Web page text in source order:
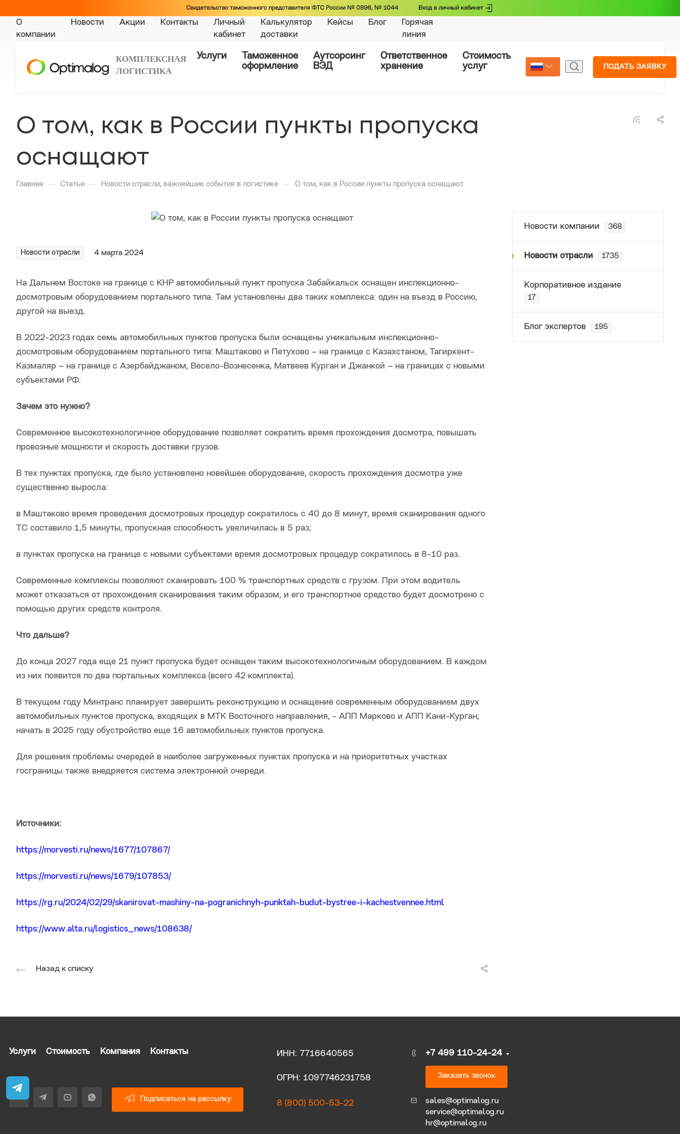
О
компании
Новости Акции Контакты
Личный
кабинет
Калькулятор
доставки
Кейсы Блог
Горячая
линия
КОМПЛЕКСНАЯ
ЛОГИСТИКА
Услуги
Таможенное
оформление
Аутсорсинг
ВЭД
Ответственное
хранение
Стоимость
услуг
Страхование
Select Language
ПОДАТЬ ЗАЯВКУ
О том, как в России пункты пропуска
оснащают
Главная — Статьи — Новости отрасли, важнейшие события в логистике — О том, как в России пункты пропуска оснащают
Новости отрасли 4 марта 2024
На Дальнем Востоке на границе с КНР автомобильный пункт пропуска Забайкальск оснащен инспекционно-
досмотровым оборудованием портального типа. Там установлены два таких комплекса: один на въезд в Россию,
другой на выезд.
В 2022-2023 годах семь автомобильных пунктов пропуска были оснащены уникальным инспекционно-
досмотровым оборудованием портального типа: Маштаково и Петухово – на границе с Казахстаном, Тагиркент-
Казмаляр – на границе с Азербайджаном, Весело-Вознесенка, Матвеев Курган и Джанкой – на границах с новыми
субъектами РФ.
Зачем это нужно?
Современное высокотехнологичное оборудование позволяет сократить время прохождения досмотра, повышать
провозные мощности и скорость доставки грузов.
В тех пунктах пропуска, где было установлено новейшее оборудование, скорость прохождения досмотра уже
существенно выросла:
в Маштаково время проведения досмотровых процедур сократилось с 40 до 8 минут, время сканирования одного
ТС составило 1,5 минуты, пропускная способность увеличилась в 5 раз;
в пунктах пропуска на границе с новыми субъектами время досмотровых процедур сократилось в 8-10 раз.
Современные комплексы позволяют сканировать 100 % транспортных средств с грузом. При этом водитель
может отказаться от прохождения сканирования таким образом, и его транспортное средство будет досмотрено с
помощью других средств контроля.
Что дальше?
До конца 2027 года еще 21 пункт пропуска будет оснащен таким высокотехнологичным оборудованием. В каждом
из них появится по два портальных комплекса (всего 42 комплекта).
В текущем году Минтранс планирует завершить реконструкцию и оснащение современным оборудованием двух
автомобильных пунктов пропуска, входящих в МТК Восточного направления, - АПП Марково и АПП Кани-Курган;
начать в 2025 году обустройство еще 16 автомобильных пунктов пропуска.
Для решения проблемы очередей в наиболее загруженных пунктах пропуска и на приоритетных участках
госграницы также внедряется система электронной очереди.
Источники:
https://morvesti.ru/news/1677/107867/
https://morvesti.ru/news/1679/107853/
https://rg.ru/2024/02/29/skanirovat-mashiny-na-pogranichnyh-punktah-budut-bystree-i-kachestvennee.html
https://www.alta.ru/logistics_news/108638/
Назад к списку
Новости компании 368
Новости отрасли 1735
Корпоративное издание
17
Блог экспертов 195
Услуги Стоимость Компания Контакты
Подписаться на рассылку
ИНН: 7716640565
ОГРН: 1097746231758
8 (800) 500-53-22
+7 499 110-24-24
Заказать звонок
sales@optimalog.ru
service@optimalog.ru
hr@optimalog.ru